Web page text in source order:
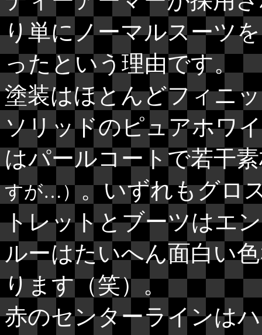
り単にノーマルスーツ
ったという理由です。
塗装はほとんどフィニ
ソリッドのピュアホワ
はパールコートで若干
すが…）。いずれもグロ
トレットとブーツはエ
ルーはたいへん面白い
ります（笑）。
赤のセンターラインは